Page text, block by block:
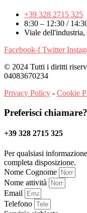
+39 328 2715 325
8:30 – 12:30 /
Viale dell'industria,
Facebook-f Twitter
© 2024 Tutti i diritti
04083670234
Privacy Policy - Cookie
Preferisci chiamare?
+39 328 2715 325
Per qualsiasi
completa disposizione.
Nome Cognome
Nome attività
Email
Telefono